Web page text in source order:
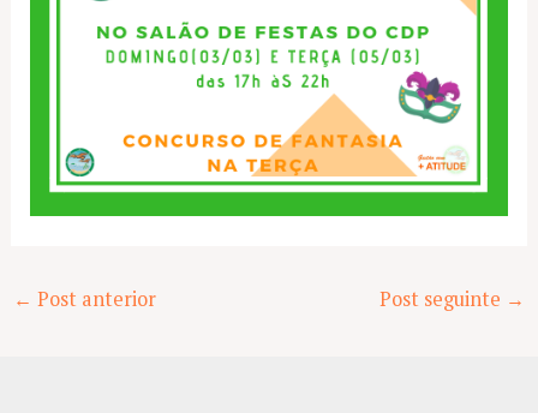
Post
← Post anterior Post seguinte →